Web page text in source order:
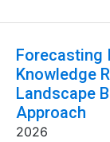
Forecasting
Knowledge
Landscape
Approach
2026